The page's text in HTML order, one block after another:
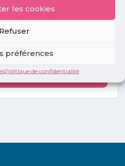
les cookies
Refuser
préférences
Politique de confidentialité